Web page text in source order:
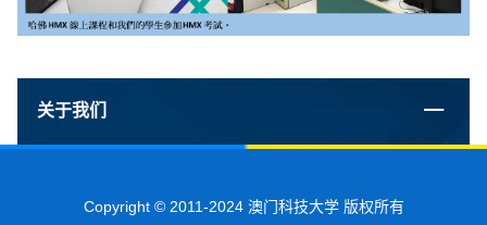
关于我们
Copyright © 2011-2024 澳门科技大学 版权所有